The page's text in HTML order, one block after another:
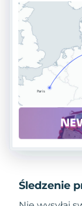
Śledzenie